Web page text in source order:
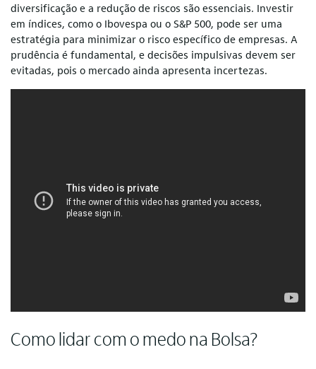
diversificação e a redução de riscos são essenciais. Investir
em índices, como o Ibovespa ou o S&P 500, pode ser uma
estratégia para minimizar o risco específico de empresas. A
prudência é fundamental, e decisões impulsivas devem ser
evitadas, pois o mercado ainda apresenta incertezas.
Como lidar com o medo na Bolsa?